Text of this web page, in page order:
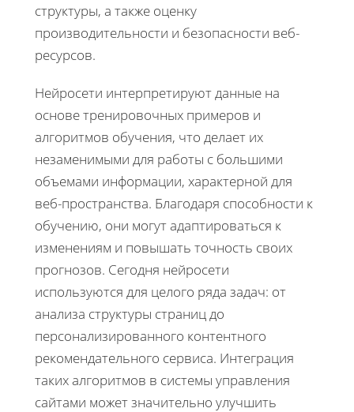
структуры, а также оценку
производительности и безопасности веб-
ресурсов.
Нейросети интерпретируют данные на
основе тренировочных примеров и
алгоритмов обучения, что делает их
незаменимыми для работы с большими
объемами информации, характерной для
веб-пространства. Благодаря способности к
обучению, они могут адаптироваться к
изменениям и повышать точность своих
прогнозов. Сегодня нейросети
используются для целого ряда задач: от
анализа структуры страниц до
персонализированного контентного
рекомендательного сервиса. Интеграция
таких алгоритмов в системы управления
сайтами может значительно улучшить